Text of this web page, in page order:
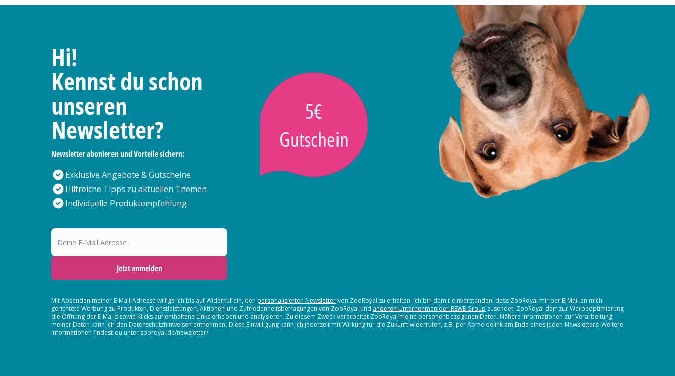
Hi!
Kennst du schon
unseren
Newsletter?
Newsletter abonieren und Vorteile sichern:
Exklusive Angebote & Gutscheine
Hilfreiche Tipps zu aktuellen Themen
Individuelle Produktempfehlung
5€
Gutschein
Deine E-Mail Adresse
Jetzt anmelden
Mit Absenden meiner E-Mail-Adresse willige ich bis auf Widerruf ein, den personalisierten Newslettervon ZooRoyal zu erhalten. Ich bin damit einverstanden, dass ZooRoyal mir per E-Mail an mich
gerichtete Werbung zu Produkten, Dienstleistungen, Aktionen und Zufriedenheitsbefragungen von ZooRoyal und anderen Unternehmen der REWE Group zusendet. ZooRoyal darf zur Werbeoptimierung
die Öffnung der E-Mails sowie Klicks auf enthaltene Links erheben und analysieren. Zu diesem Zweck verarbeitet ZooRoyal meine personenbezogenen Daten. Nähere Informationen zur Verarbeitung
meiner Daten kann ich den Datenschutzhinweisen entnehmen. Diese Einwilligung kann ich jederzeit mit Wirkung für die Zukunft widerrufen, z.B. per Abmeldelink am Ende eines jeden Newsletters. Weitere
Informationen findest du unter zooroyal.de/newsletter/.